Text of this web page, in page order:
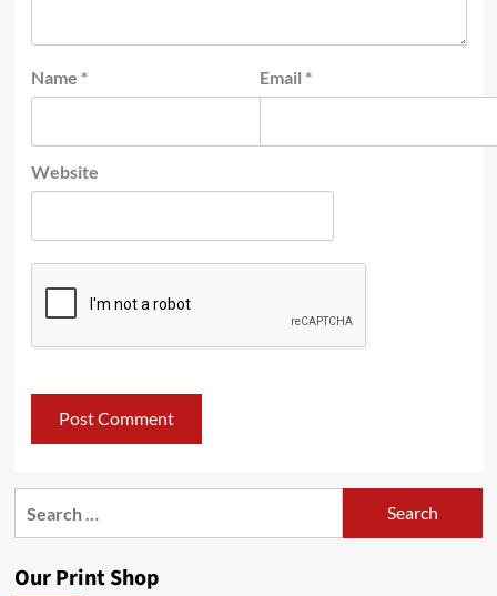
Name * Email *
Website
Our Print Shop